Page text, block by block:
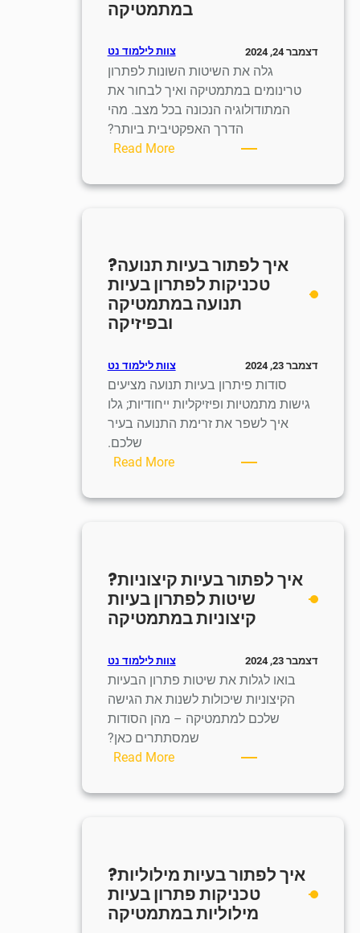
פתרון
משוואות
עם
שני
נעלמים
במתמטיקה
דצמבר 24, 2024 צוות לילמוד נט
גלה את השיטות השונות לפתרון
טרינומים במתמטיקה ואיך לבחור את
המתודולוגיה הנכונה בכל מצב. מהי
הדרך האפקטיבית ביותר?
Read More
לפתור
משוואות
טרינום
במתמטיקה
איך לפתור בעיות תנועה?
טכניקות לפתרון בעיות
תנועה במתמטיקה
ובפיזיקה
דצמבר 23, 2024 צוות לילמוד נט
סודות פיתרון בעיות תנועה מציעים
גישות מתמטיות ופיזיקליות ייחודיות; גלו
איך לשפר את זרימת התנועה בעיר
שלכם.
Read More
לפתור
לפתרון
בעיות
תנועה
ובפיזיקה
איך לפתור בעיות קיצוניות?
שיטות לפתרון בעיות
קיצוניות במתמטיקה
דצמבר 23, 2024 צוות לילמוד נט
בואו לגלות את שיטות פתרון הבעיות
הקיצוניות שיכולות לשנות את הגישה
שלכם למתמטיקה – מהן הסודות
שמסתתרים כאן?
Read More
לפתור
לפתרון
בעיות
קיצוניות
איך לפתור בעיות מילוליות?
טכניקות פתרון בעיות
מילוליות במתמטיקה